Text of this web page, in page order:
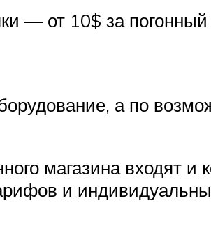
— от 10$ за погонный
а по
магазина входят
и